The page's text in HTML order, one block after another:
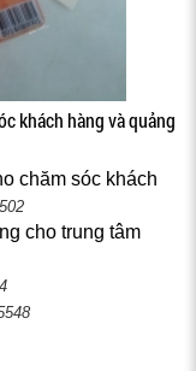
khách hàng và quảng
chăm sóc khách
cho trung tâm